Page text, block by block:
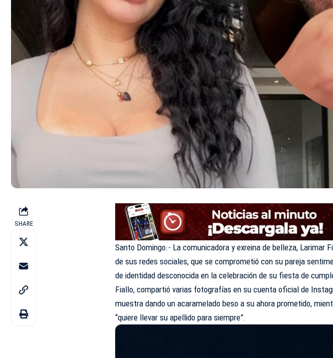
SHARE
Santo Domingo.- La comunicadora y exreina de belleza, Larimar
de sus redes sociales, que se comprometió con su pareja
de identidad desconocida en la celebración de su fiesta de
Fiallo, compartió varias fotografías en su cuenta oficial de
muestra dando un acaramelado beso a su ahora prometido,
“quiere llevar su apellido para siempre”.